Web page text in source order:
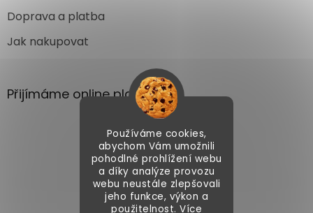
Používáme cookies,
abychom Vám umožnili
pohodlné prohlížení webu
a díky analýze provozu
webu neustále zlepšovali
jeho funkce, výkon a
použitelnost. Více
Doprava a platba
Jak nakupovat
Přijímáme online platby
Vytvořil Shoptet